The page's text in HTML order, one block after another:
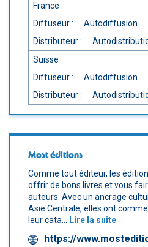
France
Diffuseur :
Autodiffusion
Distributeur :
Suisse
Diffuseur :
Autodiffusion
Distributeur :
Most éditions
Comme tout éditeur, les
offrir de bons livres et vous
auteurs. Avec un ancrage
Asie Centrale, elles ont
leur cata...
Lire la suite
https://